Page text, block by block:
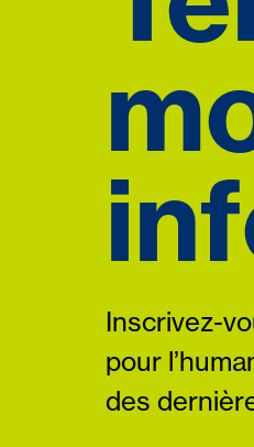
Inscrivez-
pour
des